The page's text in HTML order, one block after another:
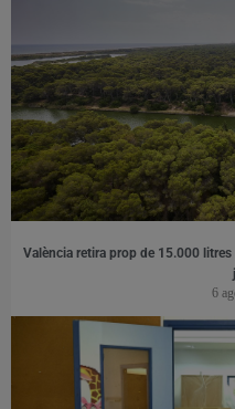
València retira prop de 15.000
6